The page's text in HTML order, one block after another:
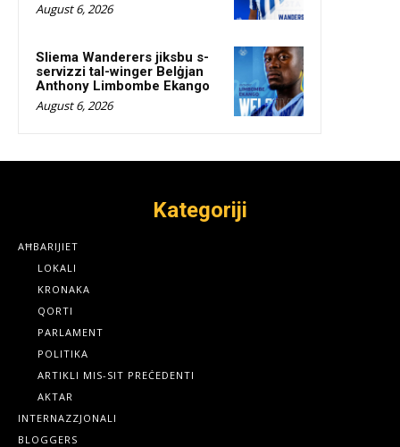
August 6, 2026
Sliema Wanderers jiksbu s-
servizzi tal-winger Belġjan
Anthony Limbombe Ekango
August 6, 2026
Kategoriji
AĦBARIJIET
LOKALI
KRONAKA
QORTI
PARLAMENT
POLITIKA
ARTIKLI MIS-SIT PREĊEDENTI
AKTAR
INTERNAZZJONALI
BLOGGERS